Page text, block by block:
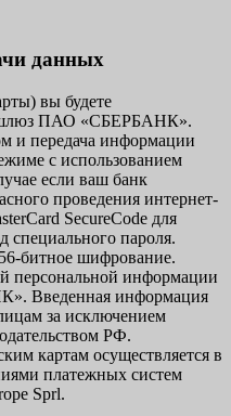
данных
вы будете
шлюз ПАО «СБЕРБАНК».
и передача информации
с использованием
если ваш банк
проведения интернет-
SecureCode для
специального пароля.
битное шифрование.
персональной информации
Введенная информация
за исключением
РФ.
картам осуществляется в
платежных систем
Sprl.